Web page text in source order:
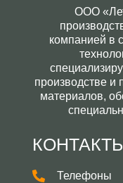
ООО
компанией в
производстве и
материалов,
Телефоны